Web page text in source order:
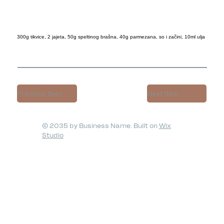
300g tikvice, 2 jajeta, 50g speltinog brašna, 40g parmezana, so i začini, 10ml ulja
Previous Item Next Item
© 2035 by Business Name. Built on Wix
Studio